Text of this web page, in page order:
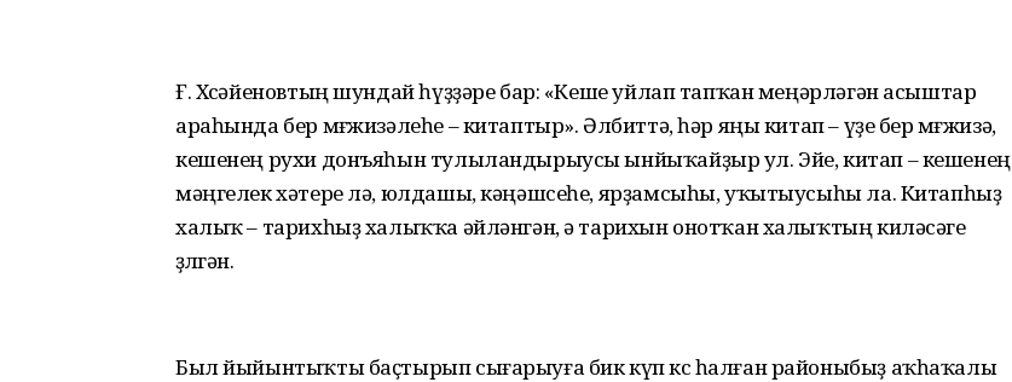
Ғ. Хөсәйеновтың шундай һүҙҙәре бар: «Кеше уйлап тапҡан меңәрләгән асыштар
араһында бер мөғжизәлеһе – китаптыр». Әлбиттә, һәр яңы китап – үҙе бер мөғжизә,
кешенең рухи донъяһын тулыландырыусы ынйыҡайҙыр ул. Эйе, китап – кешенең
мәңгелек хәтере лә, юлдашы, кәңәшсеһе, ярҙамсыһы, уҡытыусыһы ла. Китапһыҙ
халыҡ – тарихһыҙ халыҡҡа әйләнгән, ә тарихын онотҡан халыҡтың киләсәге
өҙөлгән.
Был йыйынтыҡты баҫтырып сығарыуға бик күп көс һалған районыбыҙ аҡһаҡалы